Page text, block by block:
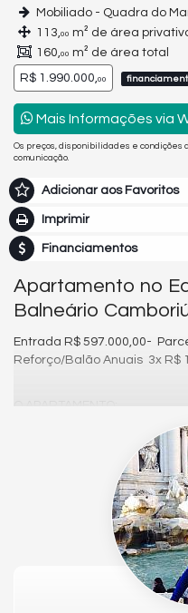
Mobiliado - Quadra do
113,00 m² de área
160,00 m² de área total
R$ 1.990.000,00
Mais Informações via
Os preços, disponibilidades e
comunicação.
Adicionar aos Favoritos
Imprimir
Financiamentos
Apartamento no
Balneário
Entrada R$ 597.000,00-
Reforço/Balão Anuais 3x R$
O APARTAMENTO:
03 Dormitórios ( Sendo uma
113m² Área privativa
R$ 1.200,00 Condomínio
Empreendimento
Acabamento em gesso